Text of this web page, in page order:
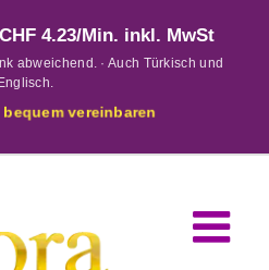
4.23/Min. inkl. MwSt
abweichend. · Auch Türkisch und
Englisch.
vereinbaren